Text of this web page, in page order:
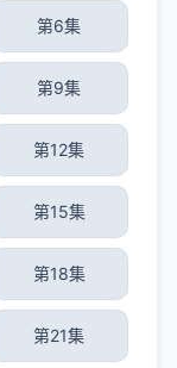
第6集
第9集
第12集
第15集
第18集
第21集